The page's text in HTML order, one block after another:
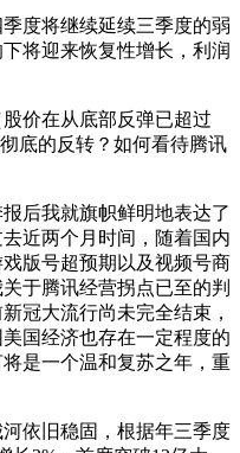
度将继续延续三季度的弱
将迎来恢复性增长，利润
价在从底部反弹已超过
底的反转？如何看待腾讯
后我就旗帜鲜明地表达了
近两个月时间，随着国内
版号超预期以及视频号商
于腾讯经营拐点已至的判
冠大流行尚未完全结束，
国经济也存在一定程度的
是一个温和复苏之年，重
依旧稳固，根据年三季度